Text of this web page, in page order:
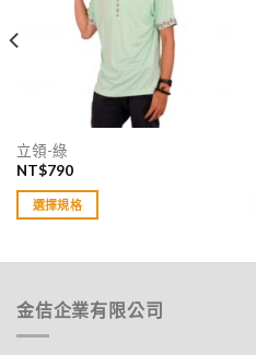
立領-綠
NT$790
選擇規格
有
多
金佶企業有限公司